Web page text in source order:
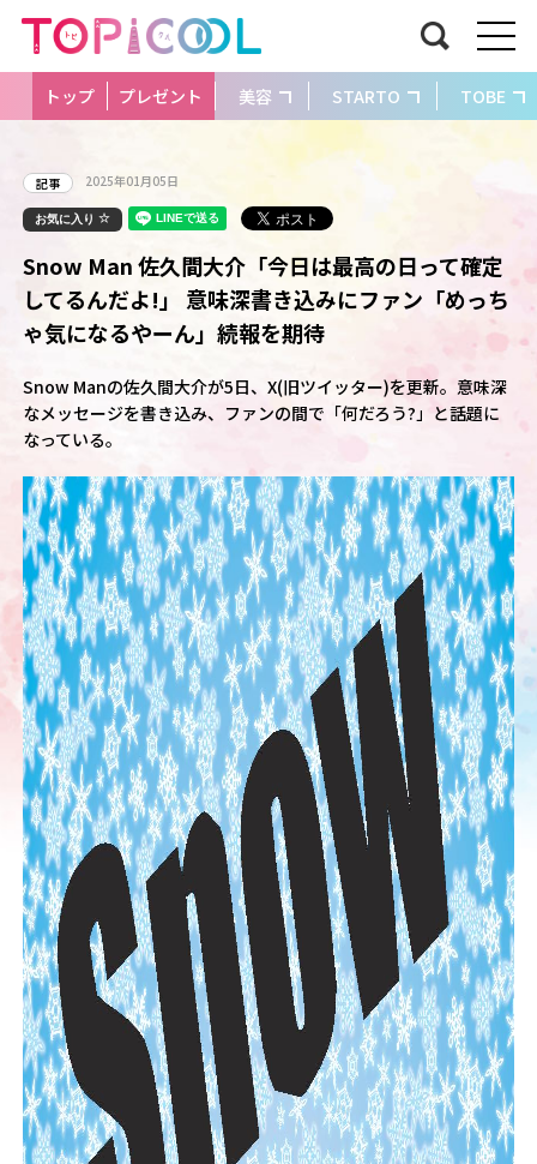
トップ プレゼント 美容 STARTO TOBE
記事 2025年01月05日
お気に入り
Snow Man 佐久間大介「今日は最高の日って確定
してるんだよ!」 意味深書き込みにファン「めっち
ゃ気になるやーん」続報を期待
Snow Manの佐久間大介が5日、X(旧ツイッター)を更新。意味深
なメッセージを書き込み、ファンの間で「何だろう?」と話題に
なっている。